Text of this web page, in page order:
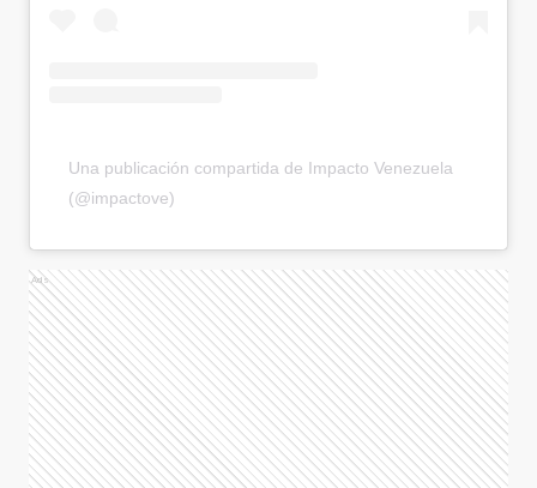
Una publicación compartida de Impacto Venezuela
(@impactove)
Ads